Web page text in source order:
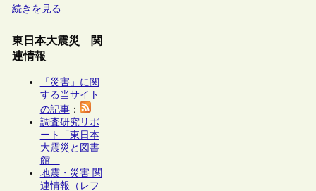
続きを見る
東日本大震災 関
連情報
「災害」に関
する当サイト
の記事：
調査研究リポ
ート「東日本
大震災と図書
館」
地震・災害 関
連情報（レフ